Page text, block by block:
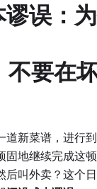
误：
不要在
道新菜谱，进行
固地继续完成这
后叫外卖？这个